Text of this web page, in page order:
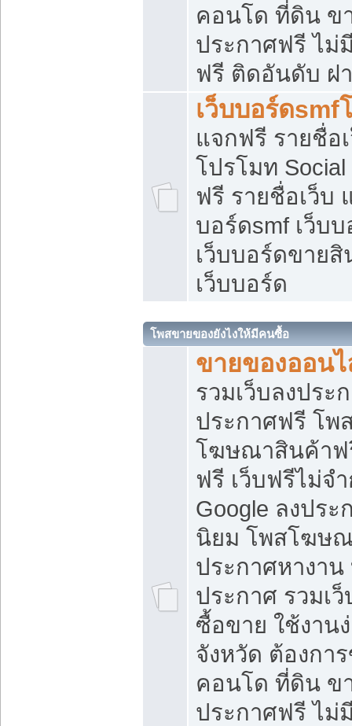
คอนโด ที่ดิน ข
ประกาศฟรี ไม่
ฟรี ติดอันดับ ฝ
เว็บบอร์ดsmf
แจกฟรี รายชื่อ
โปรโมท
ฟรี รายชื่อเว็บ
บอร์ดsmf เว็บ
เว็บบอร์ดขาย
เว็บบอร์ด
โพสขายของยังไงให้มีคนซื้อ
ขายของออน
รวมเว็บลงประ
ประกาศฟรี โพ
โฆษณาสินค้าฟ
ฟรี เว็บฟรีไม่จ
Google ลงปร
นิยม โพสโฆษ
ประกาศหางาน
ประกาศ รวมเ
ซื้อขาย ใช้งาน
จังหวัด ต้องกา
คอนโด ที่ดิน ข
ประกาศฟรี ไม่